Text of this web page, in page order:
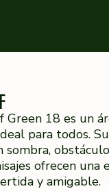
Green 18 es un
para todos.
sombra,
ofrecen una
y amigable.